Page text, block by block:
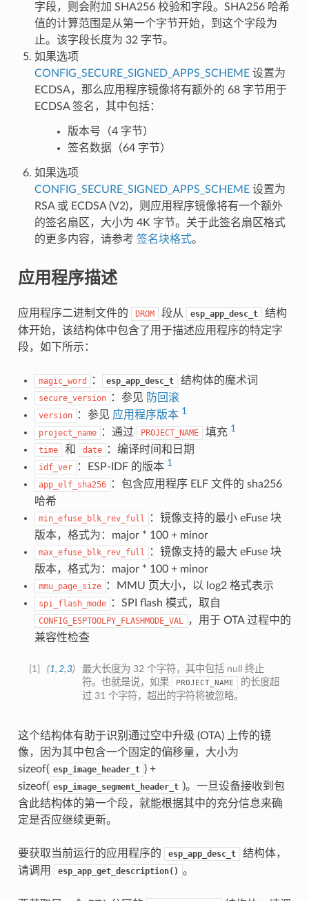
字段，则会附加 SHA256 校验和字段。SHA256 哈希
值的计算范围是从第一个字节开始，到这个字段为
止。该字段长度为 32 字节。
如果选项
CONFIG_SECURE_SIGNED_APPS_SCHEME设置为
ECDSA，那么应用程序镜像将有额外的 68 字节用于
ECDSA 签名，其中包括：
版本号（4 字节）
签名数据（64 字节）
如果选项
CONFIG_SECURE_SIGNED_APPS_SCHEME设置为
RSA 或 ECDSA (V2)，则应用程序镜像将有一个额外
的签名扇区，大小为 4K 字节。关于此签名扇区格式
的更多内容，请参考 签名块格式。
应用程序描述
应用程序二进制文件的 DROM 段从 esp_app_desc_t
结构
体开始，该结构体中包含了用于描述应用程序的特定字
段，如下所示：
magic_word ： esp_app_desc_t 结构体的魔术词
secure_version ：参见 防回滚
version ：参见 应用程序版本 1
project_name ：通过 PROJECT_NAME 填充 1
time 和 date ：编译时间和日期
idf_ver ：ESP-IDF 的版本 1
app_elf_sha256
：包含应用程序 ELF 文件的 sha256
哈希
min_efuse_blk_rev_full
：镜像支持的最小 eFuse 块
版本，格式为：major * 100 + minor
max_efuse_blk_rev_full
：镜像支持的最大 eFuse 块
版本，格式为：major * 100 + minor
mmu_page_size ：MMU 页大小，以 log2 格式表示
spi_flash_mode ：SPI flash 模式，取自
CONFIG_ESPTOOLPY_FLASHMODE_VAL ，用于 OTA 过程中的
兼容性检查
1 (1, 2,3)
最大长度为 32 个字符，其中包括 null 终止
符。也就是说，如果
PROJECT_NAME
的长度超
过 31 个字符，超出的字符将被忽略。
这个结构体有助于识别通过空中升级 (OTA) 上传的镜
像，因为其中包含一个固定的偏移量，大小为
sizeof( esp_image_header_t ) +
sizeof( esp_image_segment_header_t )。一旦设备接收到包
含此结构体的第一个段，就能根据其中的充分信息来确
定是否应继续更新。
要获取当前运行的应用程序的 esp_app_desc_t
结构体，
请调用
esp_app_get_description() 。